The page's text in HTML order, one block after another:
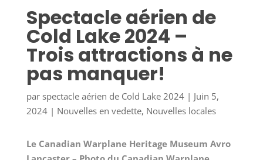
Spectacle aérien de
Cold Lake 2024 –
Trois attractions à ne
pas manquer!
par spectacle aérien de Cold Lake 2024| Juin 5,
2024| Nouvelles en vedette, Nouvelles locales
Le Canadian Warplane Heritage Museum Avro